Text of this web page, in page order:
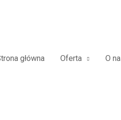
główna Oferta O
Płoty